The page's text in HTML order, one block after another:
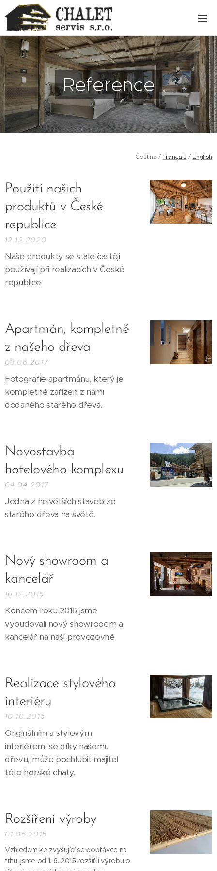
Reference
Čeština / Français / English
Použití našich
produktů v České
republice
12.12.2020
Naše produkty se stále častěji
používají při realizacích v České
republice.
Apartmán, kompletně
z našeho dřeva
03.06.2017
Fotografie apartmánu, který je
kompletně zařízen z námi
dodaného starého dřeva.
Novostavba
hotelového komplexu
04.04.2017
Jedna z největších staveb ze
starého dřeva na světě.
Nový showroom a
kancelář
16.12.2016
Koncem roku 2016 jsme
vybudovali nový showrooom a
kancelář na naší provozovně.
Realizace stylového
interiéru
10.10.2016
Originálním a stylovým
interiérem, se díky našemu
dřevu, může pochlubit majitel
této horské chaty.
Rozšíření výroby
01.06.2015
Vzhledem ke zvyšující se poptávce na
trhu, jsme od 1. 6. 2015 rozšiřili výrobu o